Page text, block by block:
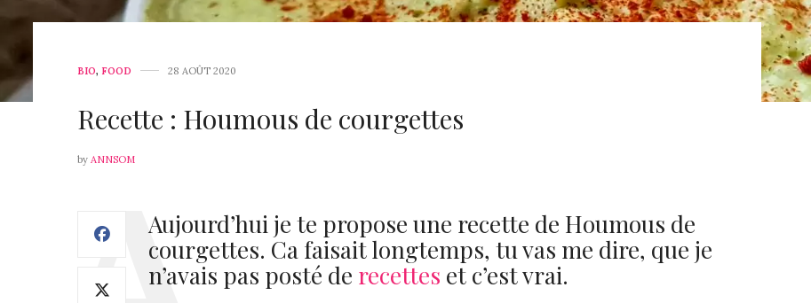
BIO, FOOD 28 AOÛT 2020
Recette : Houmous de courgettes
by ANNSOM
Aujourd’hui je te propose une recette de Houmous de
courgettes. Ca faisait longtemps, tu vas me dire, que je
n’avais pas posté de recettes et c’est vrai.